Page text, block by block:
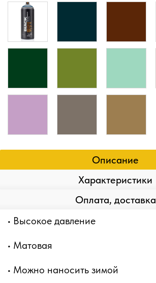
Описание
Характеристики
Оплата, доставка
• Высокое давление
• Матовая
• Можно наносить зимой